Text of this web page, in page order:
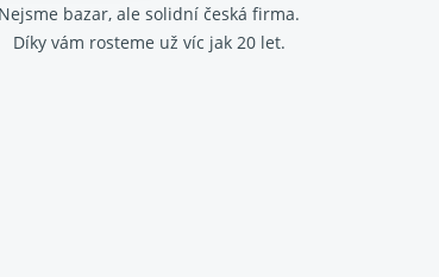
Nejsme bazar, ale solidní česká firma.
Díky vám rosteme už víc jak 20 let.